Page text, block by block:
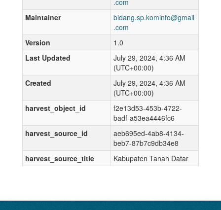
Maintainer
bidang.sp.kominfo@gmail
.com
Version
1.0
Last Updated
July 29, 2024, 4:36 AM
(UTC+00:00)
Created
July 29, 2024, 4:36 AM
(UTC+00:00)
harvest_object_id
f2e13d53-453b-4722-
badf-a53ea4446fc6
harvest_source_id
aeb695ed-4ab8-4134-
beb7-87b7c9db34e8
harvest_source_title
Kabupaten Tanah Datar